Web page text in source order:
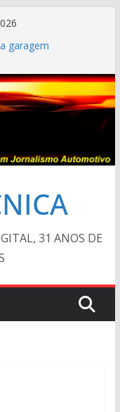
garagem
dois meses
na Alemanha
“Poços Classic
Chevrolet Calibra
31 ANOS DE